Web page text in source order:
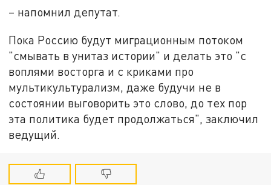
– напомнил депутат.
Пока Россию будут миграционным потоком
"смывать в унитаз истории" и делать это "с
воплями восторга и с криками про
мультикультурализм, даже будучи не в
состоянии выговорить это слово, до тех пор
эта политика будет продолжаться", заключил
ведущий.